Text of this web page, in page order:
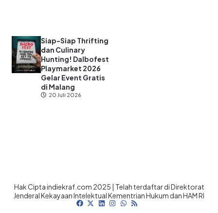
Siap-Siap Thrifting
dan Culinary
Hunting! Dalbofest
Playmarket 2026
Gelar Event Gratis
di Malang
20 Juli 2026
Hak Cipta indiekraf.com 2025 | Telah terdaftar di Direktorat
Jenderal Kekayaan Intelektual Kementrian Hukum dan HAM RI